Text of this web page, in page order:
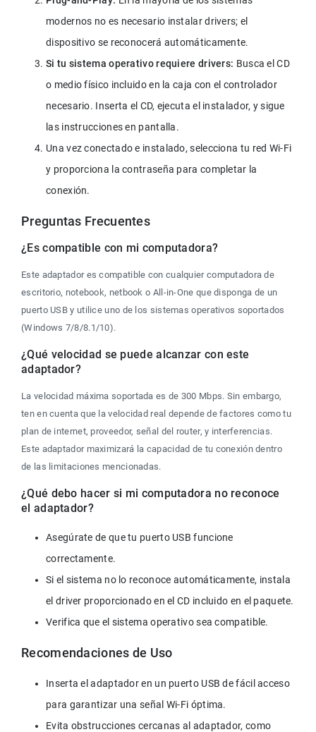
modernos no es necesario instalar drivers; el
dispositivo se reconocerá automáticamente.
Si tu sistema operativo requiere drivers: Busca el CD
o medio físico incluido en la caja con el controlador
necesario. Inserta el CD, ejecuta el instalador, y sigue
las instrucciones en pantalla.
Una vez conectado e instalado, selecciona tu red Wi-Fi
y proporciona la contraseña para completar la
conexión.
Preguntas Frecuentes
¿Es compatible con mi computadora?
Este adaptador es compatible con cualquier computadora de
escritorio, notebook, netbook o All-in-One que disponga de un
puerto USB y utilice uno de los sistemas operativos soportados
(Windows 7/8/8.1/10).
¿Qué velocidad se puede alcanzar con este
adaptador?
La velocidad máxima soportada es de 300 Mbps. Sin embargo,
ten en cuenta que la velocidad real depende de factores como tu
plan de internet, proveedor, señal del router, y interferencias.
Este adaptador maximizará la capacidad de tu conexión dentro
de las limitaciones mencionadas.
¿Qué debo hacer si mi computadora no reconoce
el adaptador?
Asegúrate de que tu puerto USB funcione
correctamente.
Si el sistema no lo reconoce automáticamente, instala
el driver proporcionado en el CD incluido en el paquete.
Verifica que el sistema operativo sea compatible.
Recomendaciones de Uso
Inserta el adaptador en un puerto USB de fácil acceso
para garantizar una señal Wi-Fi óptima.
Evita obstrucciones cercanas al adaptador, como